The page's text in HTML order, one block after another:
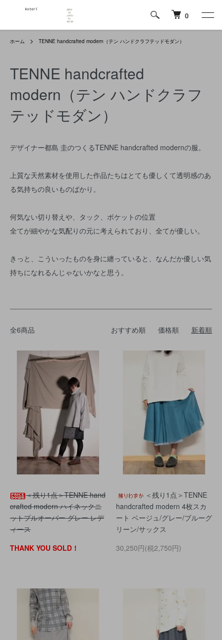
0
ホーム TENNE handcrafted modern（テン ハンドクラフテッドモダン）
TENNE handcrafted
modern（テン ハンドクラフ
テッドモダン）
デザイナー都島 圭のつくるTENNE handcrafted modernの服。
上質な天然素材を使用した作品たちはとても優しくて透明感のあ
る気持ちの良いものばかり。
何気ない切り替えや、タック、ポケットの位置
全てが細やかな気配りの元に考えられており、全てが優しい。
きっと、こういったものを身に纏っていると、なんだか優しい気
持ちになれるんじゃないかなと思う。
全6商品 おすすめ順 価格順 新着順
＜残り1点＞TENNE hand
crafted modern ハイネックニ
ットプルオーバー グレー レデ
ィース
THANK YOU SOLD！
＜残り1点＞TENNE
handcrafted modern 4枚スカ
ート ベージュ/グレー/ブルーグ
リーン/サックス
30,250円(税2,750円)